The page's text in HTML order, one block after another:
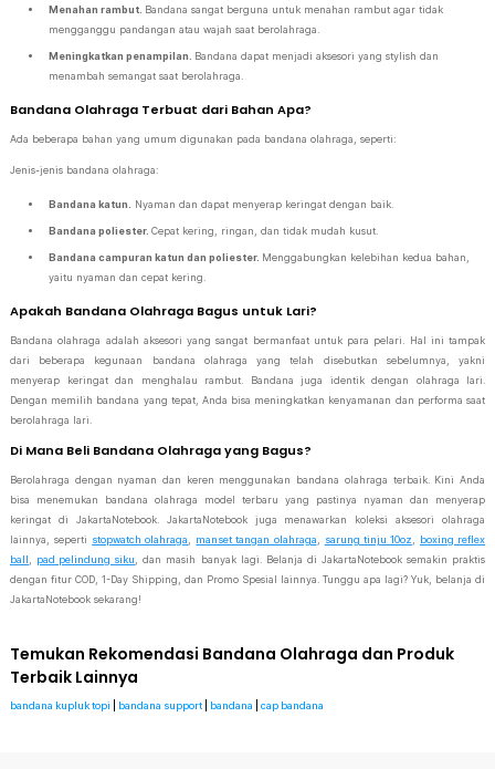
Menahan rambut. Bandana sangat berguna untuk menahan rambut agar tidak
mengganggu pandangan atau wajah saat berolahraga.
Meningkatkan penampilan. Bandana dapat menjadi aksesori yang stylish dan
menambah semangat saat berolahraga.
Bandana Olahraga Terbuat dari Bahan Apa?
Ada beberapa bahan yang umum digunakan pada bandana olahraga, seperti:
Jenis-jenis bandana olahraga:
Bandana katun. Nyaman dan dapat menyerap keringat dengan baik.
Bandana poliester. Cepat kering, ringan, dan tidak mudah kusut.
Bandana campuran katun dan poliester. Menggabungkan kelebihan kedua bahan,
yaitu nyaman dan cepat kering.
Apakah Bandana Olahraga Bagus untuk Lari?
Bandana olahraga adalah aksesori yang sangat bermanfaat untuk para pelari. Hal ini tampak
dari beberapa kegunaan bandana olahraga yang telah disebutkan sebelumnya, yakni
menyerap keringat dan menghalau rambut. Bandana juga identik dengan olahraga lari.
Dengan memilih bandana yang tepat, Anda bisa meningkatkan kenyamanan dan performa saat
berolahraga lari.
Di Mana Beli Bandana Olahraga yang Bagus?
Berolahraga dengan nyaman dan keren menggunakan bandana olahraga terbaik. Kini Anda
bisa menemukan bandana olahraga model terbaru yang pastinya nyaman dan menyerap
keringat di JakartaNotebook. JakartaNotebook juga menawarkan koleksi aksesori olahraga
lainnya, seperti stopwatch olahraga manset tangan olahraga sarung tinju 10oz
boxing reflex
ball
pad pelindung siku
, dan masih banyak lagi. Belanja di JakartaNotebook semakin praktis
dengan fitur COD, 1-Day Shipping, dan Promo Spesial lainnya. Tunggu apa lagi? Yuk, belanja di
JakartaNotebook sekarang!
Temukan Rekomendasi Bandana Olahraga dan Produk
Terbaik Lainnya
bandana kupluk topi bandana support bandana cap bandana